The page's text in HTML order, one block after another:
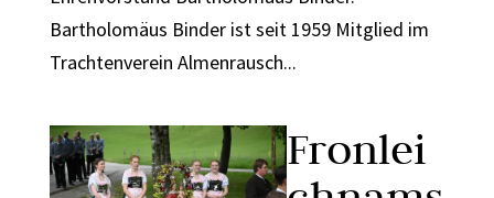
Bartholomäus Binder ist seit 1959 Mitglied im
Trachtenverein Almenrausch...
Fronlei